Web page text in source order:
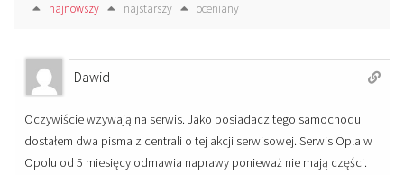
najnowszy najstarszy oceniany
Dawid
Oczywiście wzywają na serwis. Jako posiadacz tego samochodu
dostałem dwa pisma z centrali o tej akcji serwisowej. Serwis Opla w
Opolu od 5 miesięcy odmawia naprawy ponieważ nie mają części.